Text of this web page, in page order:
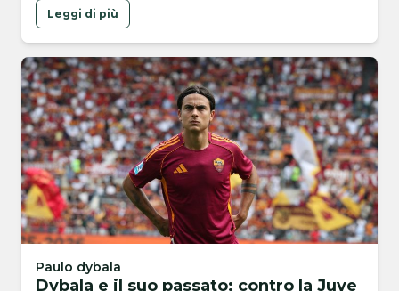
Leggi di più
Paulo dybala
Dybala e il suo passato: contro la Juve